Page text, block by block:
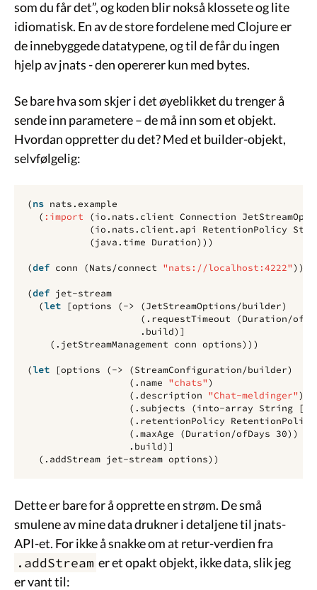
som du får det”, og koden blir nokså klossete og lite
idiomatisk. En av de store fordelene med Clojure er
de innebyggede datatypene, og til de får du ingen
hjelp av jnats - den opererer kun med bytes.
Se bare hva som skjer i det øyeblikket du trenger å
sende inn parametere – de må inn som et objekt.
Hvordan oppretter du det? Med et builder-objekt,
selvfølgelig:
( ns nats.example
( :import ( io.nats.client Connection
( io.nats.client.api RetentionPolicy
( java.time Duration)))
(def conn ( Nats/connect "nats://localhost:4222" ))
(def jet-stream
( let [options ( -> ( JetStreamOptions/builder)
( .requestTimeout ( Duration/
.build)]
( .jetStreamManagement conn options)))
( let [options ( -> ( StreamConfiguration/builder)
( .name "chats" )
( .description "Chat-meldinger" )
( .subjects ( into-array String [
( .retentionPolicy
( .maxAge ( Duration/ofDays 30))
.build)]
( .addStream jet-stream options))
Dette er bare for å opprette en strøm. De små
smulene av mine data drukner i detaljene til jnats-
API-et. For ikke å snakke om at retur-verdien fra
.addStream er et opakt objekt, ikke data, slik jeg
er vant til: